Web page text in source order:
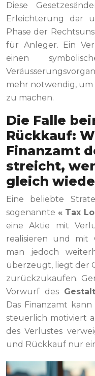
Diese
Erleichterung dar
Phase der
für Anleger. Ein
einen
mehr notwendig,
zu machen.
Die Falle
Rückkauf:
Finanzamt
streicht,
gleich
Eine beliebte
sogenannte « Tax
eine Aktie mit
realisieren und mit
man jedoch
überzeugt, liegt der
zurückzukaufen.
Vorwurf des
Das Finanzamt
steuerlich motiviert
des Verlustes
und Rückkauf nur